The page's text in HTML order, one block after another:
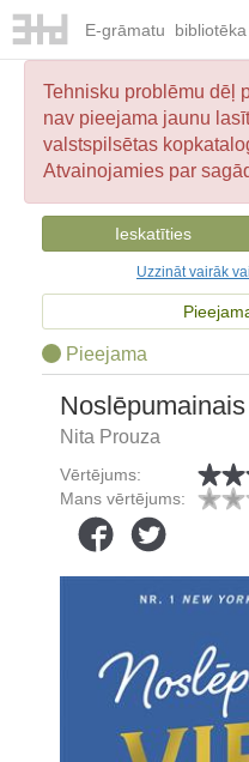
E-grāmatu bibliotēka
Tehnisku problēmu dēļ
nav pieejama jaunu
valstspilsētas
Atvainojamies par
Ieskatīties
Uzzināt vairāk
Pieejama
Nita Prouza
Vērtējums:
Mans vērtējums: